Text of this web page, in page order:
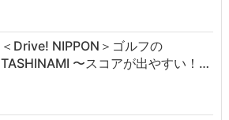
＜Drive! NIPPON＞ゴルフの
TASHINAMI 〜スコアが出やすい！…